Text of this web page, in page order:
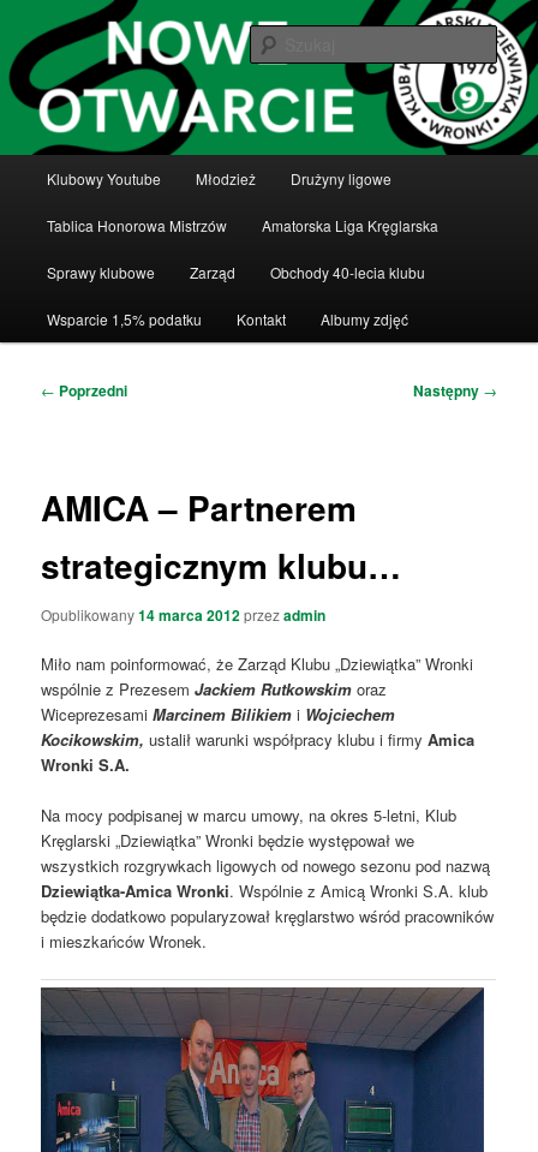
tekstu
Klub Kręglarski Dziewiątka Wronki
Klub Kręglarski Dziewiątka Wronki
Klubowy Youtube Młodzież Drużyny ligowe
Tablica Honorowa Mistrzów Amatorska Liga Kręglarska
Sprawy klubowe Zarząd Obchody 40-lecia klubu
Wsparcie 1,5% podatku Kontakt Albumy zdjęć
Nawigacja
← Poprzedni Następny →
AMICA – Partnerem
strategicznym klubu…
Opublikowany14 marca 2012przezadmin
Miło nam poinformować, że Zarząd Klubu „Dziewiątka” Wronki
wspólnie z PrezesemJackiem Rutkowskim oraz
WiceprezesamiMarcinem Bilikiem i Wojciechem
Kocikowskim,ustalił warunki współpracy klubu i firmyAmica
Wronki S.A.
Na mocy podpisanej w marcu umowy, na okres 5-letni, Klub
Kręglarski „Dziewiątka” Wronki będzie występował we
wszystkich rozgrywkach ligowych od nowego sezonu pod nazwą
Dziewiątka-Amica Wronki. Wspólnie z Amicą Wronki S.A. klub
będzie dodatkowo popularyzował kręglarstwo wśród pracowników
i mieszkańców Wronek.